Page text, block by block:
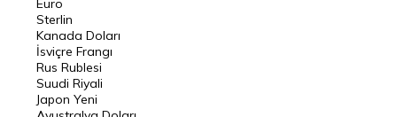
Pound Kuru
Frank Kuru
Riyal Kuru
Avustralya Doları
Euro
Sterlin
Kanada Doları
İsviçre Frangı
Rus Rublesi
Suudi Riyali
Japon Yeni